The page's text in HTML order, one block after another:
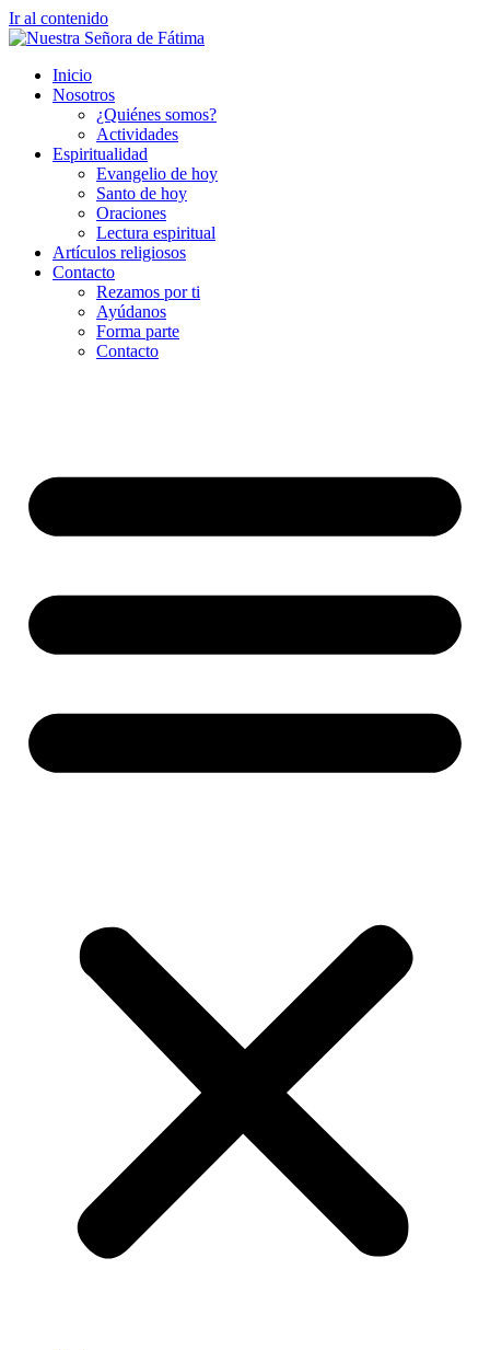
Ir al contenido
Inicio
Nosotros
¿Quiénes somos?
Actividades
Espiritualidad
Evangelio de hoy
Santo de hoy
Oraciones
Lectura espiritual
Artículos religiosos
Contacto
Rezamos por ti
Ayúdanos
Forma parte
Contacto